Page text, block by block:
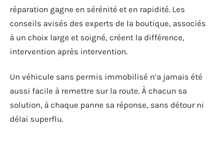
réparation gagne en sérénité et en rapidité. Les
conseils avisés des experts de la boutique, associés
à un choix large et soigné, créent la différence,
intervention après intervention.
Un véhicule sans permis immobilisé n’a jamais été
aussi facile à remettre sur la route. À chacun sa
solution, à chaque panne sa réponse, sans détour ni
délai superflu.